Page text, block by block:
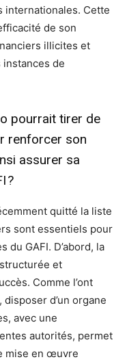
internationales. Cette
de son
illicites et
instances de
pourrait tirer de
renforcer son
assurer sa
?
quitté la liste
sont essentiels pour
GAFI. D’abord, la
et
Comme l’ont
d’un organe
avec une
autorités, permet
mise en œuvre